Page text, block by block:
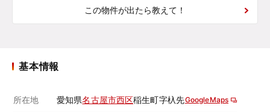
この物件が出たら教えて！
基本情報
所在地 愛知県名古屋市西区稲生町字杁先GoogleMaps